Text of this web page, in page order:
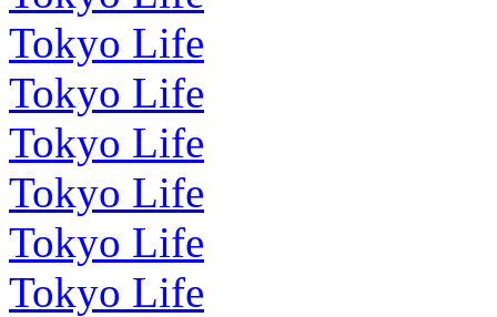
Tokyo Life
Tokyo Life
Tokyo Life
Tokyo Life
Tokyo Life
Tokyo Life